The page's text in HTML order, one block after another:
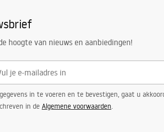
hoogte van nieuws en aanbiedingen!
in te voeren en te bevestigen, gaat u
in de Algemene voorwaarden.